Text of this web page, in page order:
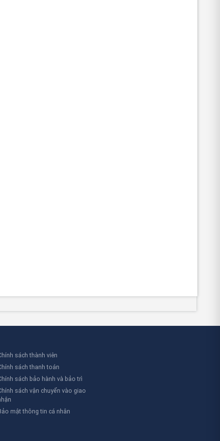
sách thành viên
sách thanh toán
sách bảo hành và bảo trì
sách vận chuyển vào giao
mật thông tin cá nhân